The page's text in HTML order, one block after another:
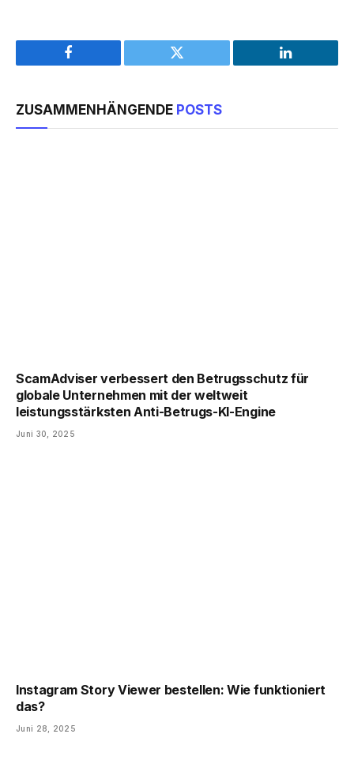
Facebook Twitter LinkedIn
ZUSAMMENHÄNGENDE POSTS
ScamAdviser verbessert den Betrugsschutz für
globale Unternehmen mit der weltweit
leistungsstärksten Anti-Betrugs-KI-Engine
Juni 30, 2025
Instagram Story Viewer bestellen: Wie funktioniert
das?
Juni 28, 2025